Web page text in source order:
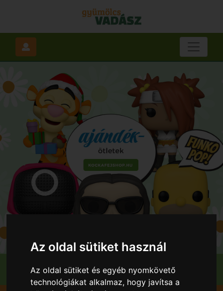
Az oldal sütiket használ
Az oldal sütiket és egyéb nyomkövető
technológiákat alkalmaz, hogy javítsa a